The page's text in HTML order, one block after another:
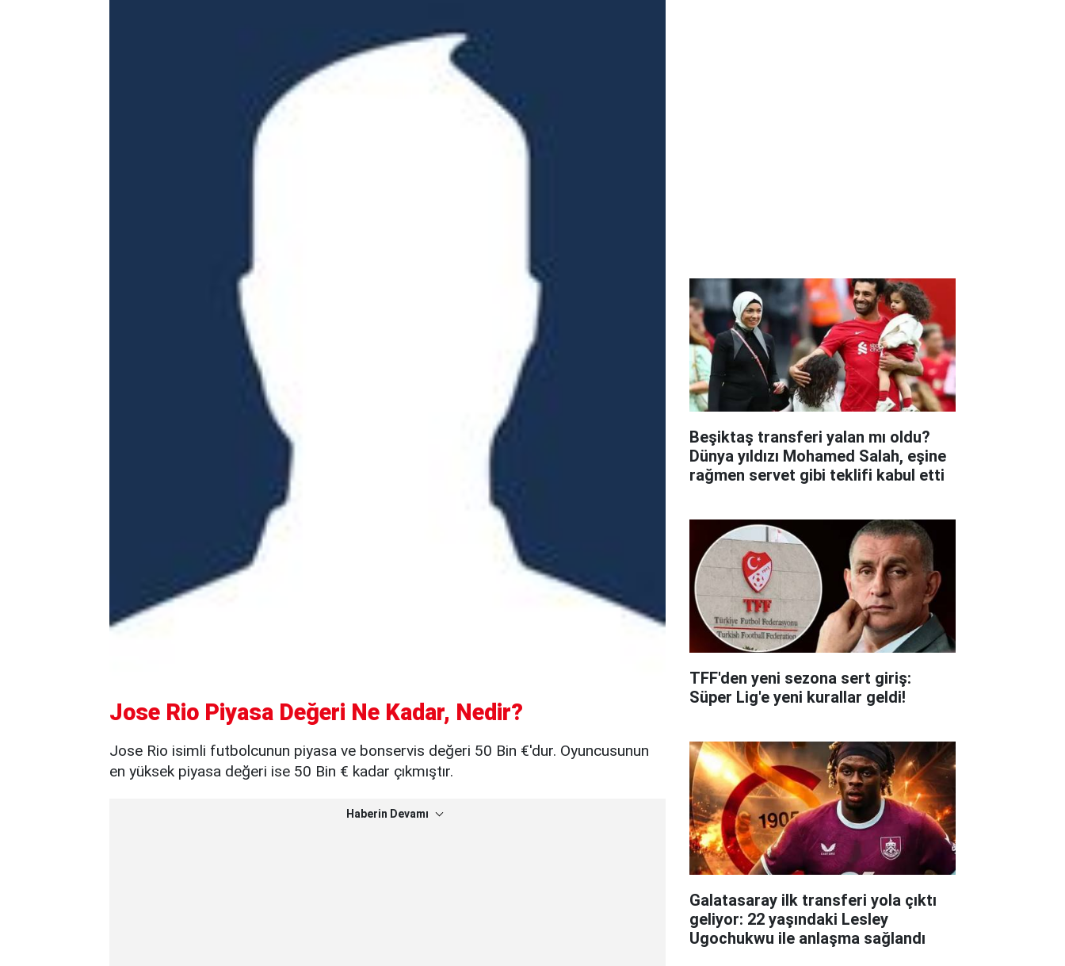
Jose Rio Piyasa Değeri Ne Kadar, Nedir?
Jose Rio isimli futbolcunun piyasa ve bonservis değeri 50 Bin €'dur. Oyuncusunun
en yüksek piyasa değeri ise 50 Bin € kadar çıkmıştır.
Haberin Devamı
Beşiktaş transferi yalan mı oldu?
Dünya yıldızı Mohamed Salah, eşine
rağmen servet gibi teklifi kabul etti
TFF'den yeni sezona sert giriş:
Süper Lig'e yeni kurallar geldi!
Galatasaray ilk transferi yola çıktı
geliyor: 22 yaşındaki Lesley
Ugochukwu ile anlaşma sağlandı